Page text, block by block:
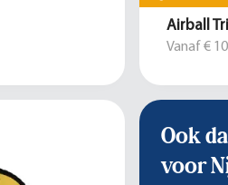
Airball
Vanaf €
Ook
voor